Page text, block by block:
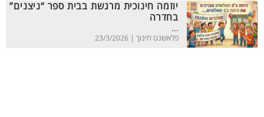
יוזמה חינוכית מרגשת בבית ספר “ניצנים”
בחדרה
...
פלאשנט חינוך | 23/3/2026